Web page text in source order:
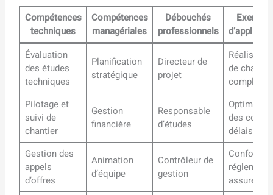
Compétences
techniques
Compétences
managériales
Débouchés
professionnels
Évaluation
des études
techniques
Planification
stratégique
Directeur de
projet
de
complexes
Pilotage et
suivi de
chantier
Gestion
financière
Responsable
d’études
des coûts
délais
Gestion des
appels
d’offres
Animation
d’équipe
Contrôleur de
gestion
assurée